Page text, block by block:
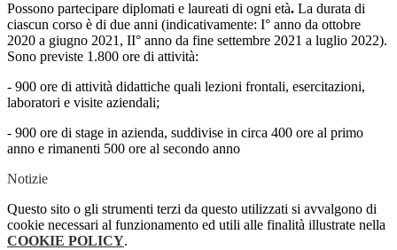
Possono partecipare diplomati e laureati di ogni età. La durata di
ciascun corso è di due anni (indicativamente: I° anno da ottobre
2020 a giugno 2021, II° anno da fine settembre 2021 a luglio 2022).
Sono previste 1.800 ore di attività:
- 900 ore di attività didattiche quali lezioni frontali, esercitazioni,
laboratori e visite aziendali;
- 900 ore di stage in azienda, suddivise in circa 400 ore al primo
anno e rimanenti 500 ore al secondo anno
Notizie
Questo sito o gli strumenti terzi da questo utilizzati si avvalgono di
cookie necessari al funzionamento ed utili alle finalità illustrate nella
COOKIE POLICY.